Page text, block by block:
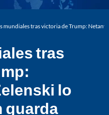
mundiales tras victoria de Trump:
tras
lo
guarda